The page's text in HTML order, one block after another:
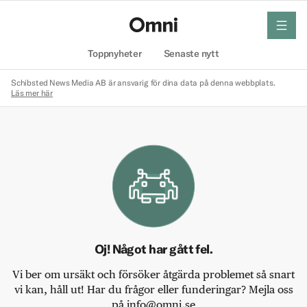
Toppnyheter Senaste nytt
meny
Schibsted News Media AB är ansvarig för dina data på denna webbplats.
Läs mer här
Oj! Något har gått fel.
Vi ber om ursäkt och försöker åtgärda problemet så snart
vi kan, håll ut! Har du frågor eller funderingar? Mejla oss